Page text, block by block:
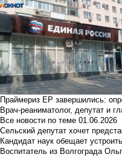
Праймериз ЕР завершились:
Врач-реаниматолог, депутат и
Все новости по теме 01.06.2026
Сельский депутат хочет
Кандидат наук обещает
Воспитатель из Волгограда